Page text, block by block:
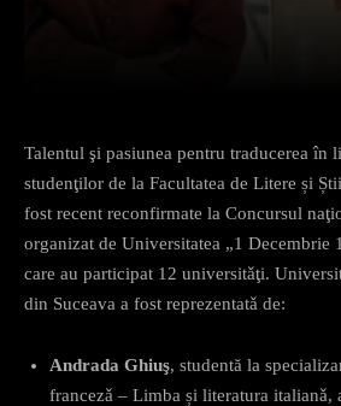
Talentul şi pasiunea pentru traducerea în
studenţilor de la Facultatea de Litere și
fost recent reconfirmate la Concursul
organizat de Universitatea „1 Decembrie
care au participat 12 universitǎţi.
din Suceava a fost reprezentatǎ de:
Andrada Ghiuş, studentă la
francezǎ – Limba și literatura italianǎ,